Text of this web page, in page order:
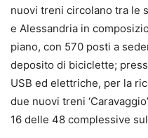
nuovi treni circolano tra le
e Alessandria in
piano, con 570 posti a
deposito di biciclette;
USB ed elettriche, per la
due nuovi treni
16 delle 48 complessive